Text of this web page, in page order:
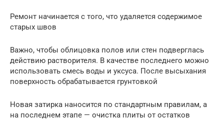
Ремонт начинается с того, что удаляется содержимое
старых швов
Важно, чтобы облицовка полов или стен подверглась
действию растворителя. В качестве последнего можно
использовать смесь воды и уксуса. После высыхания
поверхность обрабатывается грунтовкой
Новая затирка наносится по стандартным правилам, а
на последнем этапе — очистка плиты от остатков